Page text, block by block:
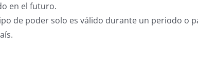
en el futuro.
de poder solo es válido durante un periodo